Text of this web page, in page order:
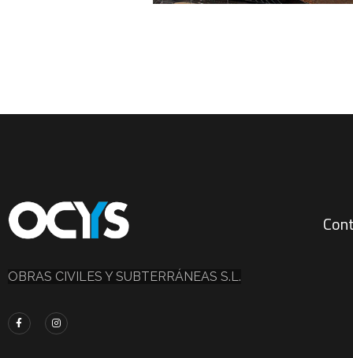
OBRAS CIVILES Y SUBTERRÁNEAS S.L.